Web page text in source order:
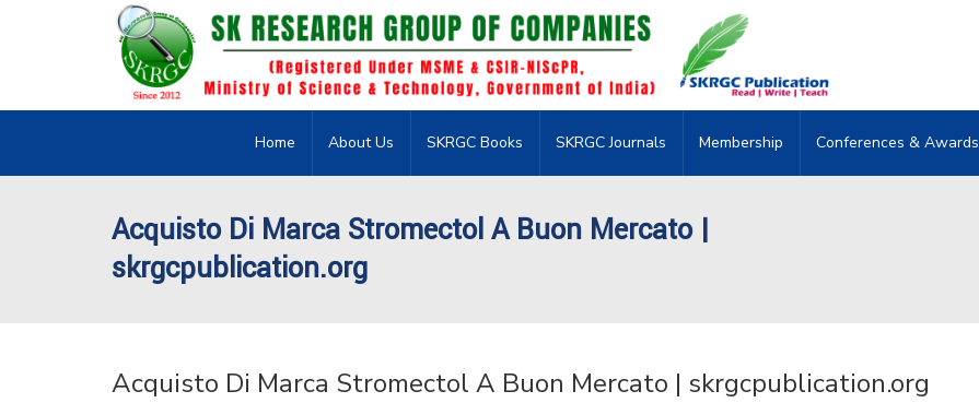
Home About Us SKRGC Books SKRGC Journals Membership Conferences & Awards
Acquisto Di Marca Stromectol A Buon Mercato |
skrgcpublication.org
Acquisto Di Marca Stromectol A Buon Mercato | skrgcpublication.org